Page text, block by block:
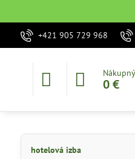
+421 905 729 968
0 €
hotelová izba